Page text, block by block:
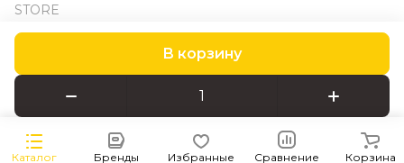
В корзину
Каталог Бренды Избранные Сравнение Корзина
STORE
Конфиденциальность Оферта